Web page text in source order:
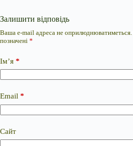
Залишити відповідь
Ваша e-mail адреса не оприлюднюватиметься.
позначені *
Ім’я *
Email *
Сайт